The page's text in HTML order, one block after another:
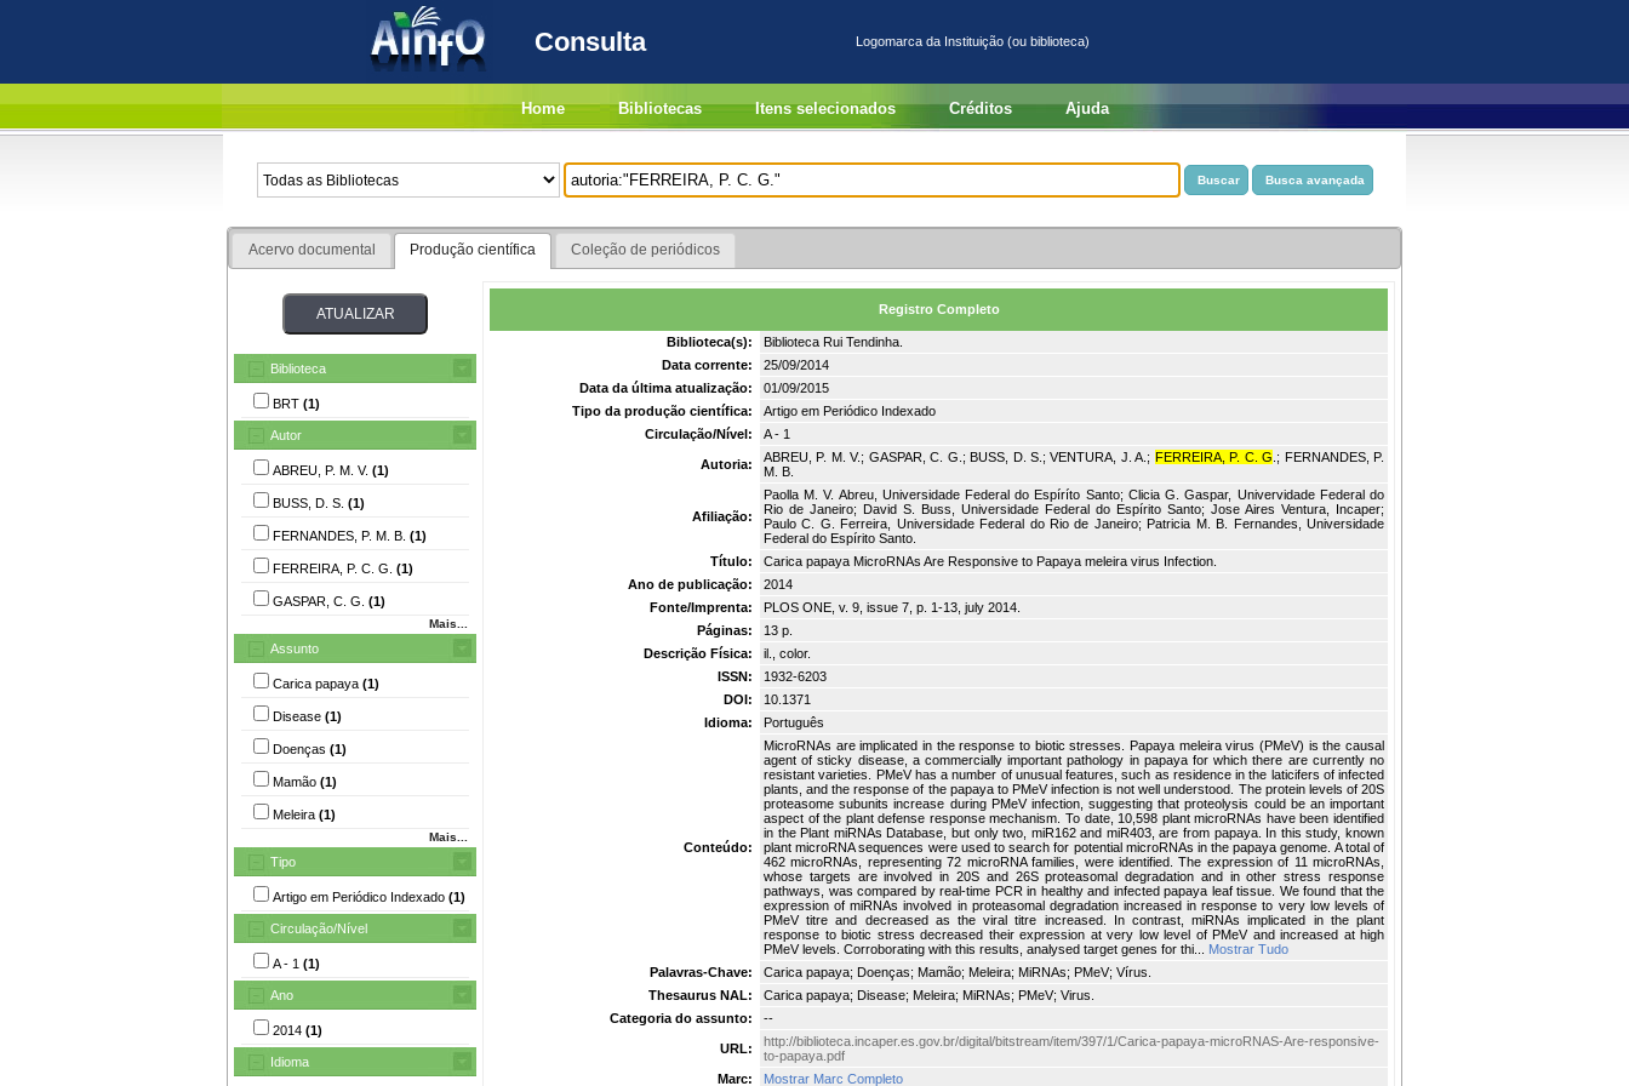
Consulta Logomarca da Instituição (ou biblioteca)
Home Bibliotecas Itens selecionados Créditos Ajuda
Acervo documental Produção científica Coleção de periódicos
Biblioteca
BRT (1)
Autor
ABREU, P. M. V. (1)
BUSS, D. S. (1)
FERNANDES, P. M. B. (1)
FERREIRA, P. C. G. (1)
GASPAR, C. G. (1)
Mais...
Assunto
Carica papaya (1)
Disease (1)
Doenças (1)
Mamão (1)
Meleira (1)
Mais...
Tipo
Artigo em Periódico Indexado (1)
Circulação/Nível
A - 1 (1)
Ano
2014 (1)
Idioma
Registro Completo
Biblioteca(s):
Biblioteca Rui Tendinha.
Data corrente:
25/09/2014
Data da última atualização:
01/09/2015
Tipo da produção científica:
Artigo em Periódico Indexado
Circulação/Nível:
A - 1
Autoria: ABREU, P. M. V.; GASPAR, C. G.; BUSS, D. S.; VENTURA, J. A.; FERREIRA, P. C. G .; FERNANDES, P.
M. B.
Afiliação:
Paolla M. V. Abreu, Universidade Federal do Espíríto Santo; Clicia G. Gaspar, Univervidade Federal do
Rio de Janeiro; David S. Buss, Universidade Federal do Espírito Santo; Jose Aires Ventura, Incaper;
Paulo C. G. Ferreira, Universidade Federal do Rio de Janeiro; Patricia M. B. Fernandes, Universidade
Federal do Espírito Santo.
Título:
Carica papaya MicroRNAs Are Responsive to Papaya meleira virus Infection.
Ano de publicação:
2014
Fonte/Imprenta:
PLOS ONE, v. 9, issue 7, p. 1-13, july 2014.
Páginas:
13 p.
Descrição Física:
il., color.
ISSN:
1932-6203
DOI:
10.1371
Idioma:
Português
Conteúdo:
MicroRNAs are implicated in the response to biotic stresses. Papaya meleira virus (PMeV) is the causal
agent of sticky disease, a commercially important pathology in papaya for which there are currently no
resistant varieties. PMeV has a number of unusual features, such as residence in the laticifers of infected
plants, and the response of the papaya to PMeV infection is not well understood. The protein levels of 20S
proteasome subunits increase during PMeV infection, suggesting that proteolysis could be an important
aspect of the plant defense response mechanism. To date, 10,598 plant microRNAs have been identified
in the Plant miRNAs Database, but only two, miR162 and miR403, are from papaya. In this study, known
plant microRNA sequences were used to search for potential microRNAs in the papaya genome. A total of
462 microRNAs, representing 72 microRNA families, were identified. The expression of 11 microRNAs,
whose targets are involved in 20S and 26S proteasomal degradation and in other stress response
pathways, was compared by real-time PCR in healthy and infected papaya leaf tissue. We found that the
expression of miRNAs involved in proteasomal degradation increased in response to very low levels of
PMeV titre and decreased as the viral titre increased. In contrast, miRNAs implicated in the plant
response to biotic stress decreased their expression at very low level of PMeV and increased at high
PMeV levels. Corroborating with this results, analysed target genes for thi... Mostrar Tudo
Palavras-Chave:
Carica papaya; Doenças; Mamão; Meleira; MiRNAs; PMeV; Vírus.
Thesaurus NAL:
Carica papaya; Disease; Meleira; MiRNAs; PMeV; Virus.
Categoria do assunto:
--
URL:
http://biblioteca.incaper.es.gov.br/digital/bitstream/item/397/1/Carica-papaya-microRNAS-Are-responsive-
to-papaya.pdf
Marc:
Mostrar Marc Completo